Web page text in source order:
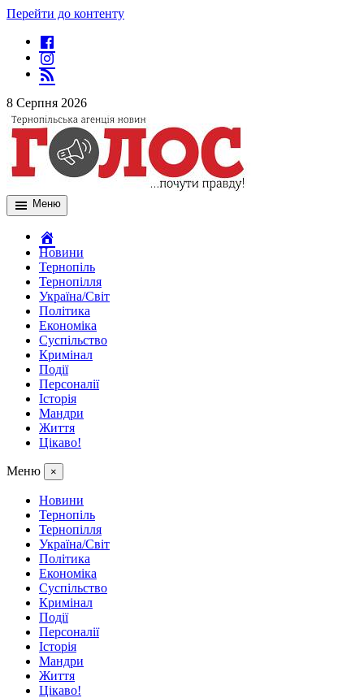
Перейти до контенту
8 Серпня 2026
Меню
Новини
Тернопіль
Тернопілля
Україна/Світ
Політика
Економіка
Суспільство
Кримінал
Події
Персоналії
Історія
Мандри
Життя
Цікаво!
Меню ×
Новини
Тернопіль
Тернопілля
Україна/Світ
Політика
Економіка
Суспільство
Кримінал
Події
Персоналії
Історія
Мандри
Життя
Цікаво!